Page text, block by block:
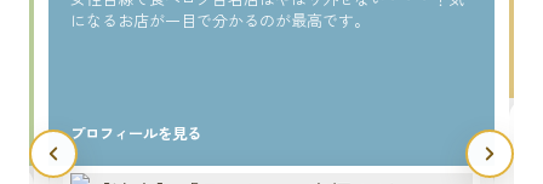
になるお店が一目で分かるのが最高です。
プロフィールを見る